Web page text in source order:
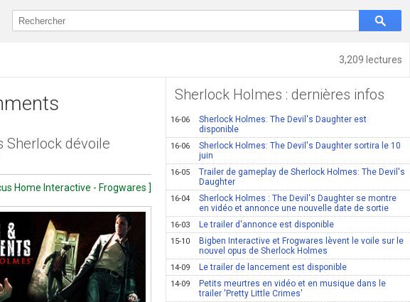
3,209 lectures
Sherlock dévoile
Home Interactive - Frogwares ]
Sherlock Holmes : dernières infos
16-06
Sherlock Holmes: The Devil's Daughter est
disponible
16-06
Sherlock Holmes: The Devil's Daughter sortira le 10
juin
16-05
Trailer de gameplay de Sherlock Holmes: The Devil's
Daughter
16-04
Sherlock Holmes : The Devil's Daughter se montre
en vidéo et annonce une nouvelle date de sortie
16-03 Le trailer d'annonce est disponible
15-10
Bigben Interactive et Frogwares lèvent le voile sur le
nouvel opus de Sherlock Holmes
14-09 Le trailer de lancement est disponible
14-09
Petits meurtres en vidéo et en musique dans le
trailer 'Pretty Little Crimes'